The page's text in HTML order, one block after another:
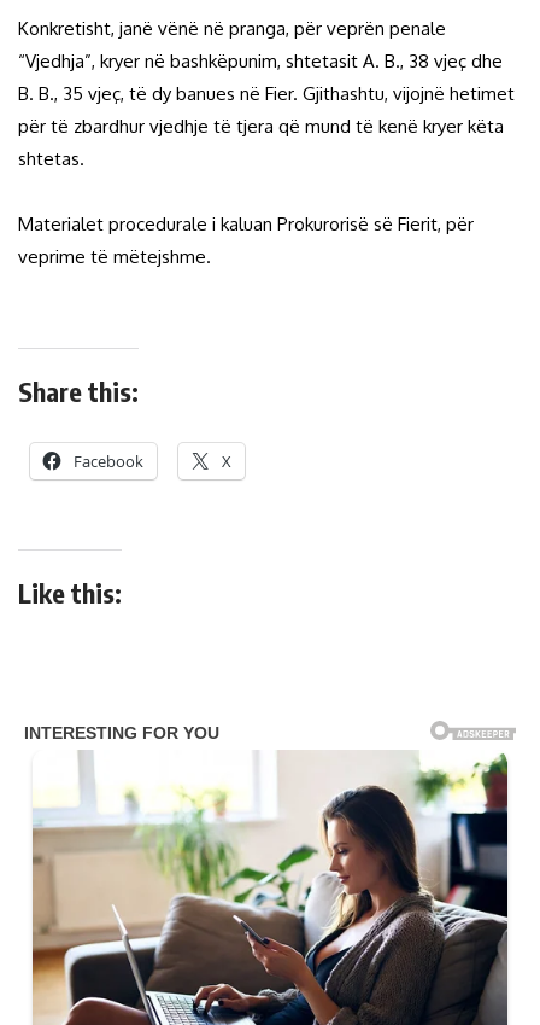
Konkretisht, janë vënë në pranga, për veprën penale
“Vjedhja”, kryer në bashkëpunim, shtetasit A. B., 38 vjeç dhe
B. B., 35 vjeç, të dy banues në Fier. Gjithashtu, vijojnë hetimet
për të zbardhur vjedhje të tjera që mund të kenë kryer këta
shtetas.
Materialet procedurale i kaluan Prokurorisë së Fierit, për
veprime të mëtejshme.
Share this:
Facebook X
Like this: